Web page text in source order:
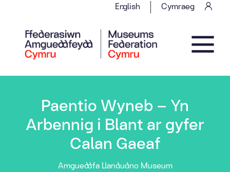
English Cymraeg
Main Navigation
Paentio Wyneb – Yn
Arbennig i Blant ar gyfer
Calan Gaeaf
Amgueddfa Llandudno Museum